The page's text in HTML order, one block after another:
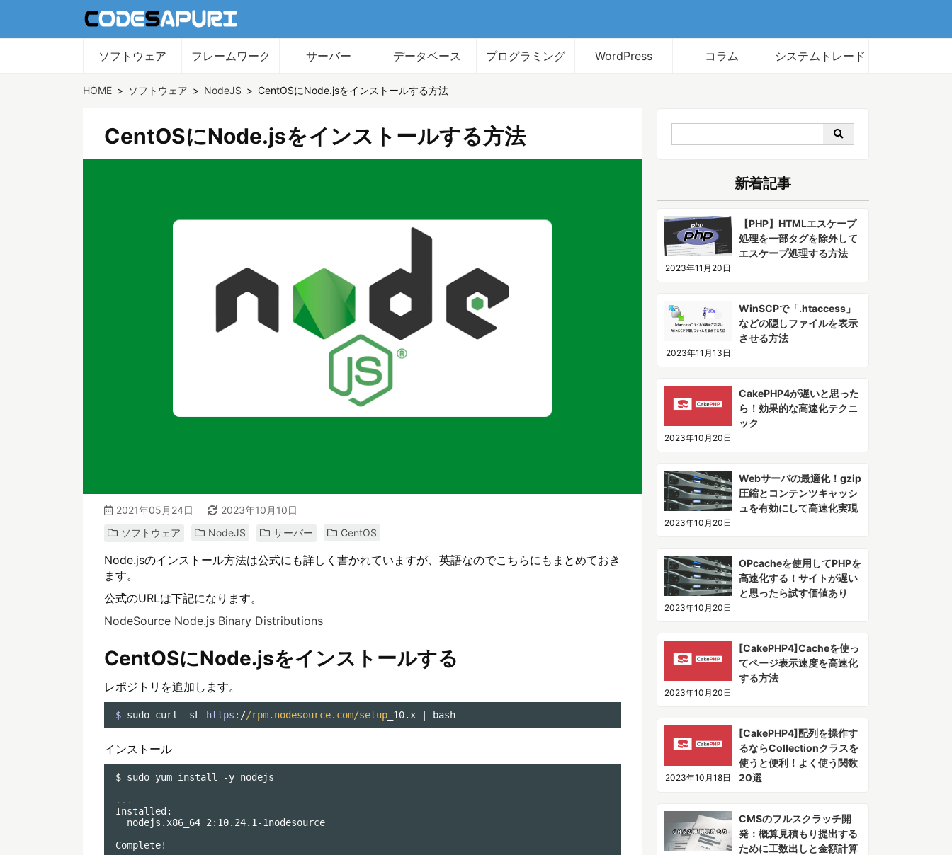
ソフトウェア フレームワーク サーバー データベース プログラミング WordPress コラム システムトレード
HOME ソフトウェア NodeJS CentOSにNode.jsをインストールする方法
CentOSにNode.jsをインストールする方法
2021年05月24日
2023年10月10日
ソフトウェア
NodeJS サーバー CentOS
Node.jsのインストール方法は公式にも詳しく書かれていますが、英語なのでこちらにもまとめておき
ます。
公式のURLは下記になります。
NodeSource Node.js Binary Distributions
CentOSにNode.jsをインストールする
レポジトリを追加します。
$ sudo curl -sL https: //rpm.nodesource.com/setup _10.x | bash -
インストール
$ sudo yum install -y nodejs
...
Installed:
  nodejs.x86_64 2:10.24.1-1nodesource
Complete!
新着記事
2023年11月20日
【PHP】HTMLエスケープ
処理を一部タグを除外して
エスケープ処理する方法
2023年11月13日
WinSCPで「.htaccess」
などの隠しファイルを表示
させる方法
2023年10月20日
CakePHP4が遅いと思った
ら！効果的な高速化テクニ
ック
2023年10月20日
Webサーバの最適化！gzip
圧縮とコンテンツキャッシ
ュを有効にして高速化実現
2023年10月20日
OPcacheを使用してPHPを
高速化する！サイトが遅い
と思ったら試す価値あり
2023年10月20日
[CakePHP4]Cacheを使っ
てページ表示速度を高速化
する方法
2023年10月18日
[CakePHP4]配列を操作す
るならCollectionクラスを
使うと便利！よく使う関数
20選
CMSのフルスクラッチ開
発：概算見積もり提出する
ために工数出しと金額計算